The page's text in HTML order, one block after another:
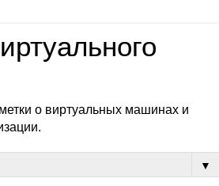
о виртуальных машинах и
▼